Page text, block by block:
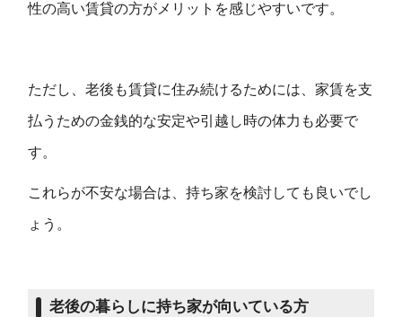
性の高い賃貸の方がメリットを感じやすいです。
ただし、老後も賃貸に住み続けるためには、家賃を支
払うための金銭的な安定や引越し時の体力も必要で
す。
これらが不安な場合は、持ち家を検討しても良いでし
ょう。
老後の暮らしに持ち家が向いている方